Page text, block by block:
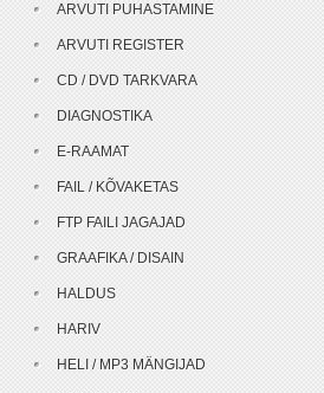
ARVUTI PUHASTAMINE
ARVUTI REGISTER
CD / DVD TARKVARA
DIAGNOSTIKA
E-RAAMAT
FAIL / KÕVAKETAS
FTP FAILI JAGAJAD
GRAAFIKA / DISAIN
HALDUS
HARIV
HELI / MP3 MÄNGIJAD